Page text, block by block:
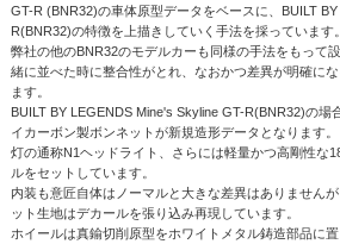
GT-R (BNR32)の車体原型データをベースに、BUILT
R(BNR32)の特徴を上描きしていく手法を採っています。
弊社の他のBNR32のモデルカーも同様の手法をもって
緒に並べた時に整合性がとれ、なおかつ差異が明確に
ます。
BUILT BY LEGENDS Mine's Skyline GT-R(BNR32)の場
イカーボン製ボンネットが新規造形データとなります
灯の通称N1ヘッドライト、さらには軽量かつ高剛性な
ルをセットしています。
内装も意匠自体はノーマルと大きな差異はありません
ット生地はデカールを張り込み再現しています。
ホイールは真鍮切削原型をホワイトメタル鋳造部品に